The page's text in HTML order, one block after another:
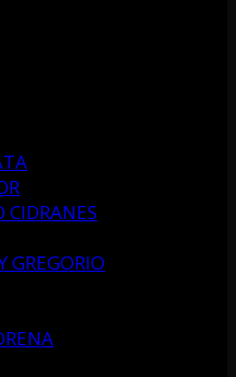
CIDRANES
GREGORIO